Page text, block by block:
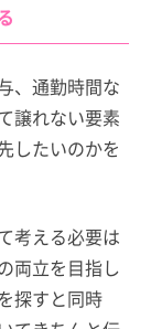
、通勤時間な
譲れない要素
したいのかを
考える必要は
両立を目指し
探すと同時